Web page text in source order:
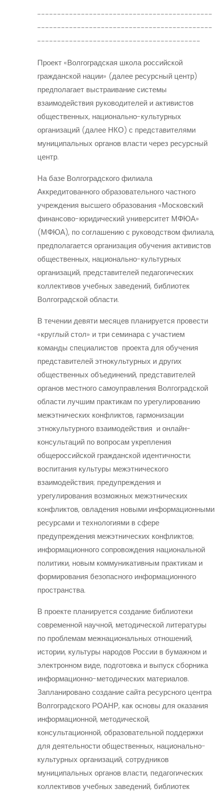
--------------------------------------------
--------------------------------------------
-----------------------------------------
Проект «Волгоградская школа российской
гражданской нации» (далее ресурсный центр)
предполагает выстраивание системы
взаимодействия руководителей и активистов
общественных, национально-культурных
организаций (далее НКО) с представителями
муниципальных органов власти через ресурсный
центр.
На базе Волгоградского филиала
Аккредитованного образовательного частного
учреждения высшего образования «Московский
финансово-юридический университет МФЮА»
(МФЮА), по соглашению с руководством филиала,
предполагается организация обучения активистов
общественных, национально-культурных
организаций, представителей педагогических
коллективов учебных заведений, библиотек
Волгоградской области.
В течении девяти месяцев планируется провести
«круглый стол» и три семинара с участием
команды специалистов проекта для обучения
представителей этнокультурных и других
общественных объединений, представителей
органов местного самоуправления Волгоградской
области лучшим практикам по урегулированию
межэтнических конфликтов, гармонизации
этнокультурного взаимодействия и онлайн-
консультаций по вопросам укрепления
общероссийской гражданской идентичности;
воспитания культуры межэтнического
взаимодействия; предупреждения и
урегулирования возможных межэтнических
конфликтов, овладения новыми информационными
ресурсами и технологиями в сфере
предупреждения межэтнических конфликтов;
информационного сопровождения национальной
политики, новым коммуникативным практикам и
формирования безопасного информационного
пространства.
В проекте планируется создание библиотеки
современной научной, методической литературы
по проблемам межнациональных отношений,
истории, культуры народов России в бумажном и
электронном виде, подготовка и выпуск сборника
информационно-методических материалов.
Запланировано создание сайта ресурсного центра
Волгоградского РОАНР, как основы для оказания
информационной, методической,
консультационной, образовательной поддержки
для деятельности общественных, национально-
культурных организаций, сотрудников
муниципальных органов власти, педагогических
коллективов учебных заведений, библиотек